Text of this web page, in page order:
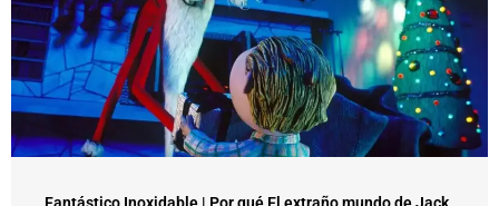
Fantástico Inoxidable | Por qué El extraño mundo de Jack